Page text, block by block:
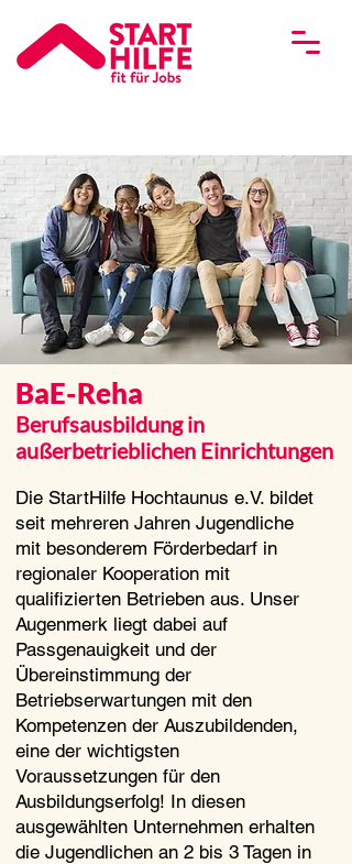
BaE-Reha
Berufsausbildung in
außerbetrieblichen Einrichtungen
Die StartHilfe Hochtaunus e.V. bildet
seit mehreren Jahren Jugendliche
mit besonderem Förderbedarf in
regionaler Kooperation mit
qualifizierten Betrieben aus. Unser
Augenmerk liegt dabei auf
Passgenauigkeit und der
Übereinstimmung der
Betriebserwartungen mit den
Kompetenzen der Auszubildenden,
eine der wichtigsten
Voraussetzungen für den
Ausbildungserfolg! In diesen
ausgewählten Unternehmen erhalten
die Jugendlichen an 2 bis 3 Tagen in